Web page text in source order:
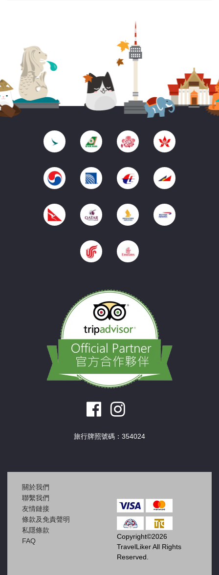
旅行牌照號碼：354024
關於我們
聯繫我們
友情鏈接
條款及免責聲明
私隱條款
FAQ
Copyright©2026
TravelLiker All Rights
Reserved.